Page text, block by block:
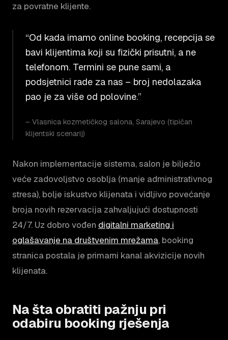
za povratne klijente.
“Od kada imamo online booking, recepcija se
bavi klijentima koji su fizički prisutni, a ne
telefonom. Termini se pune sami, a
podsjetnici rade za nas – broj nedolazaka
pao je za više od polovine.”
– Vlasnica kozmetičkog salona, Sarajevo (tipičan
klijentski scenarij)
Nakon implementacije sistema, salon je bilježio
veće zadovoljstvo osoblja (manje administrativnog
stresa), bolje iskustvo klijenata i vidljivo povećanje
broja novih rezervacija zahvaljujući dostupnosti
24/7. Uz dobro vođen digitalni marketing i
oglašavanje na društvenim mrežama, booking
stranica postala je primarni kanal akvizicije novih
klijenata.
Na šta obratiti pažnju pri
odabiru booking rješenja